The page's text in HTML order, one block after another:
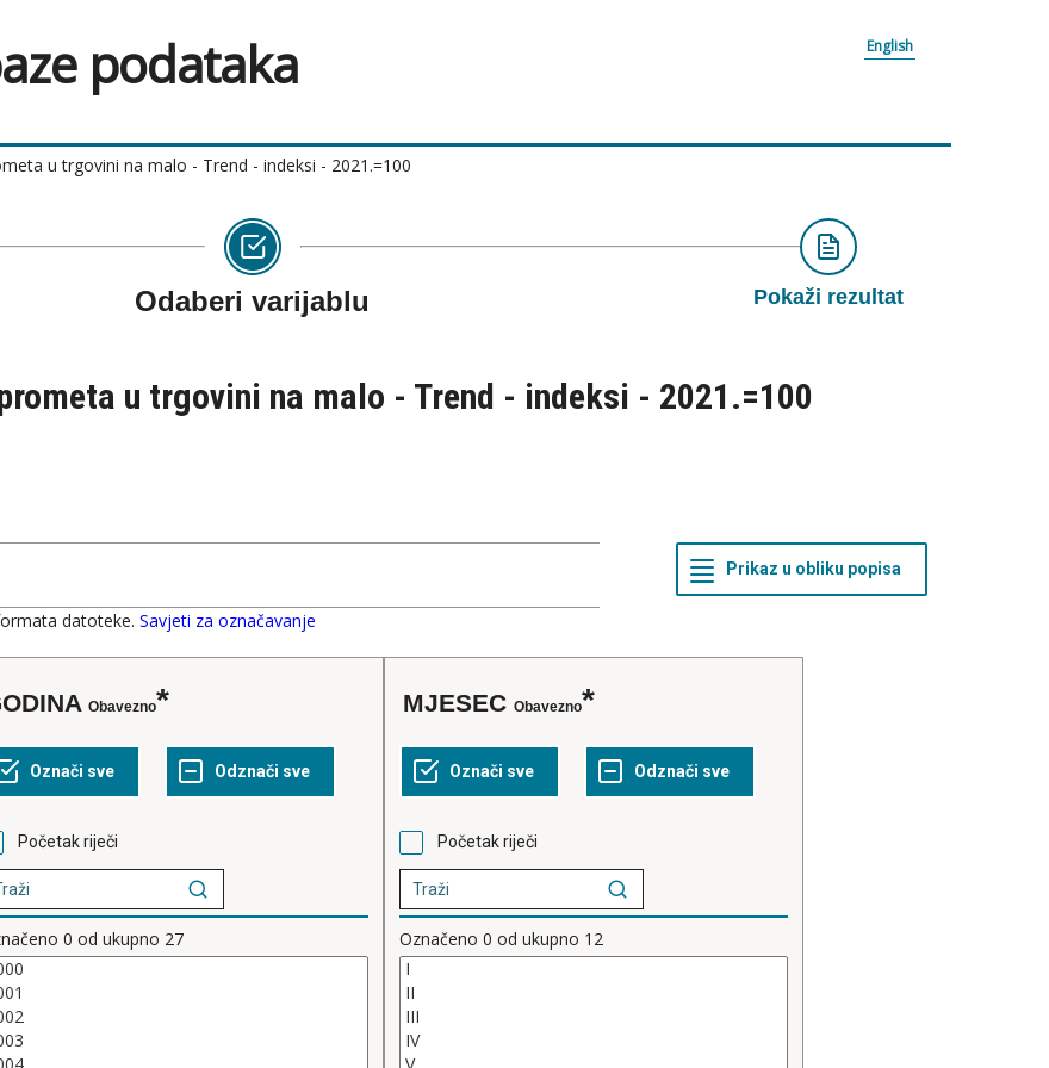
podataka English
u trgovini na malo - Trend - indeksi - 2021.=100
Odaberi varijablu Pokaži rezultat
u trgovini na malo - Trend - indeksi - 2021.=100
datoteke. Savjeti za označavanje
GODINA Obavezno
Početak riječi
0 od ukupno 27
MJESEC Obavezno
Početak riječi
Označeno 0 od ukupno 12